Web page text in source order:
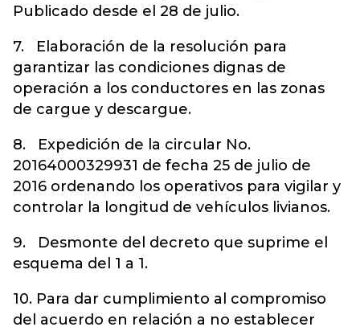
Publicado desde el 28 de julio.
7. Elaboración de la resolución para
garantizar las condiciones dignas de
operación a los conductores en las zonas
de cargue y descargue.
8. Expedición de la circular No.
20164000329931 de fecha 25 de julio de
2016 ordenando los operativos para vigilar y
controlar la longitud de vehículos livianos.
9. Desmonte del decreto que suprime el
esquema del 1 a 1.
10. Para dar cumplimiento al compromiso
del acuerdo en relación a no establecer